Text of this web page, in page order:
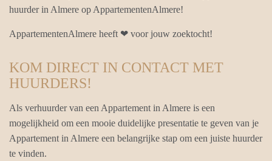
huurder in Almere op AppartementenAlmere!
AppartementenAlmere heeft ❤ voor jouw zoektocht!
KOM DIRECT IN CONTACT MET
HUURDERS!
Als verhuurder van een Appartement in Almere is een
mogelijkheid om een mooie duidelijke presentatie te geven van je
Appartement in Almere een belangrijke stap om een juiste huurder
te vinden.